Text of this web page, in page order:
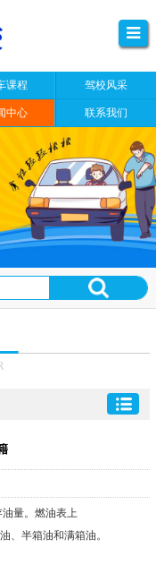
课程 驾校风采
中心 联系我们
量。燃油表上
、半箱油和满箱油。